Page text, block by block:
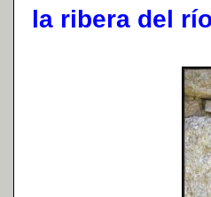
la ribera del